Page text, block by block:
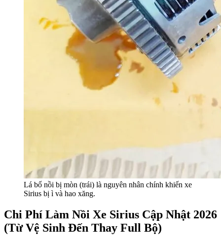
Lá bố nồi bị mòn (trái) là nguyên nhân chính khiến xe
Sirius bị ì và hao xăng.
Chi Phí Làm Nồi Xe Sirius Cập Nhật 2026
(Từ Vệ Sinh Đến Thay Full Bộ)